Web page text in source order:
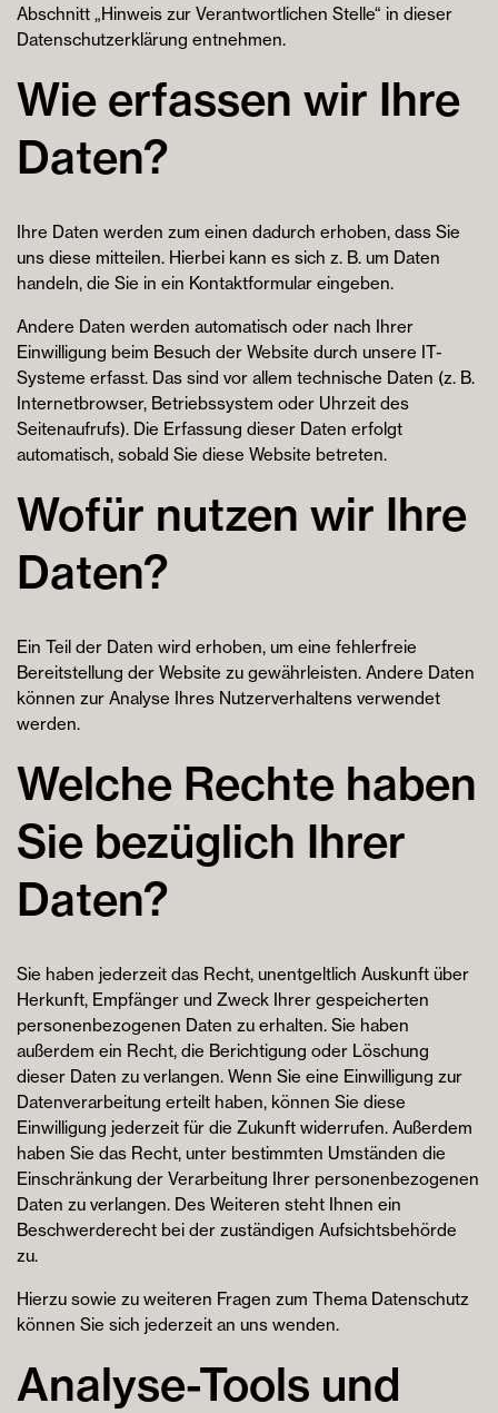
Abschnitt „Hinweis zur Verantwortlichen Stelle“ in dieser
Datenschutzerklärung entnehmen.
Wie erfassen wir Ihre
Daten?
Ihre Daten werden zum einen dadurch erhoben, dass Sie
uns diese mitteilen. Hierbei kann es sich z. B. um Daten
handeln, die Sie in ein Kontaktformular eingeben.
Andere Daten werden automatisch oder nach Ihrer
Einwilligung beim Besuch der Website durch unsere IT-
Systeme erfasst. Das sind vor allem technische Daten (z. B.
Internetbrowser, Betriebssystem oder Uhrzeit des
Seitenaufrufs). Die Erfassung dieser Daten erfolgt
automatisch, sobald Sie diese Website betreten.
Wofür nutzen wir Ihre
Daten?
Ein Teil der Daten wird erhoben, um eine fehlerfreie
Bereitstellung der Website zu gewährleisten. Andere Daten
können zur Analyse Ihres Nutzerverhaltens verwendet
werden.
Welche Rechte haben
Sie bezüglich Ihrer
Daten?
Sie haben jederzeit das Recht, unentgeltlich Auskunft über
Herkunft, Empfänger und Zweck Ihrer gespeicherten
personenbezogenen Daten zu erhalten. Sie haben
außerdem ein Recht, die Berichtigung oder Löschung
dieser Daten zu verlangen. Wenn Sie eine Einwilligung zur
Datenverarbeitung erteilt haben, können Sie diese
Einwilligung jederzeit für die Zukunft widerrufen. Außerdem
haben Sie das Recht, unter bestimmten Umständen die
Einschränkung der Verarbeitung Ihrer personenbezogenen
Daten zu verlangen. Des Weiteren steht Ihnen ein
Beschwerderecht bei der zuständigen Aufsichtsbehörde
zu.
Hierzu sowie zu weiteren Fragen zum Thema Datenschutz
können Sie sich jederzeit an uns wenden.
Analyse-Tools und